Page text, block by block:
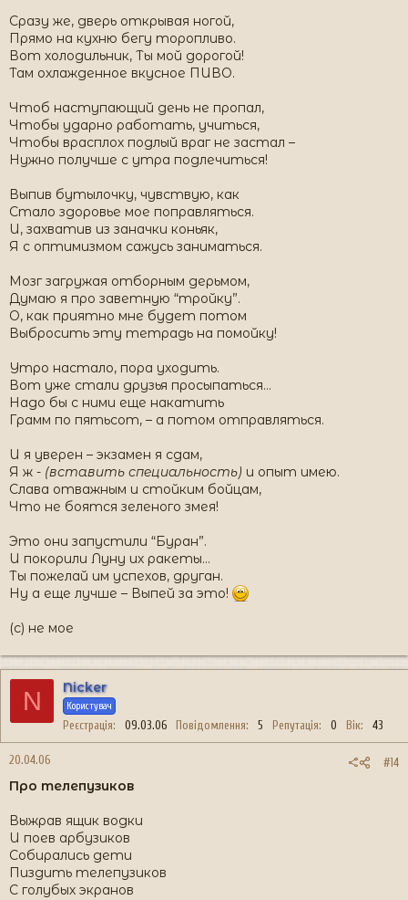
Сразу же, дверь открывая ногой,
Прямо на кухню бегу торопливо.
Вот холодильник, Ты мой дорогой!
Там охлажденное вкусное ПИВО.
Чтоб наступающий день не пропал,
Чтобы ударно работать, учиться,
Чтобы врасплох подлый враг не застал –
Нужно получше с утра подлечиться!
Выпив бутылочку, чувствую, как
Стало здоровье мое поправляться.
И, захватив из заначки коньяк,
Я с оптимизмом сажусь заниматься.
Мозг загружая отборным дерьмом,
Думаю я про заветную “тройку”.
О, как приятно мне будет потом
Выбросить эту тетрадь на помойку!
Утро настало, пора уходить.
Вот уже стали друзья просыпаться…
Надо бы с ними еще накатить
Грамм по пятьсот, – а потом отправляться.
И я уверен – экзамен я сдам,
Я ж - (вставить специальность) и опыт имею.
Слава отважным и стойким бойцам,
Что не боятся зеленого змея!
Это они запустили “Буран”.
И покорили Луну их ракеты…
Ты пожелай им успехов, друган.
Ну а еще лучше – Выпей за это!
(с) не мое
N Nicker
Користувач
Реєстрація 09.03.06 Повідомлення 5 Репутація 0 Вік 43
20.04.06 #14
Про телепузиков
Выжрав ящик водки
И поев арбузиков
Собирались дети
Пиздить телепузиков
С голубых экранов